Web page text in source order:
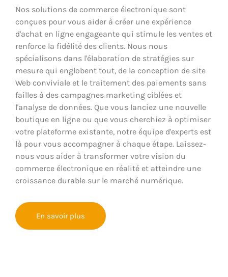
Nos solutions de commerce électronique sont
conçues pour vous aider à créer une expérience
d'achat en ligne engageante qui stimule les ventes et
renforce la fidélité des clients. Nous nous
spécialisons dans l'élaboration de stratégies sur
mesure qui englobent tout, de la conception de site
Web conviviale et le traitement des paiements sans
failles à des campagnes marketing ciblées et
l'analyse de données. Que vous lanciez une nouvelle
boutique en ligne ou que vous cherchiez à optimiser
votre plateforme existante, notre équipe d'experts est
là pour vous accompagner à chaque étape. Laissez-
nous vous aider à transformer votre vision du
commerce électronique en réalité et atteindre une
croissance durable sur le marché numérique.
En savoir plus